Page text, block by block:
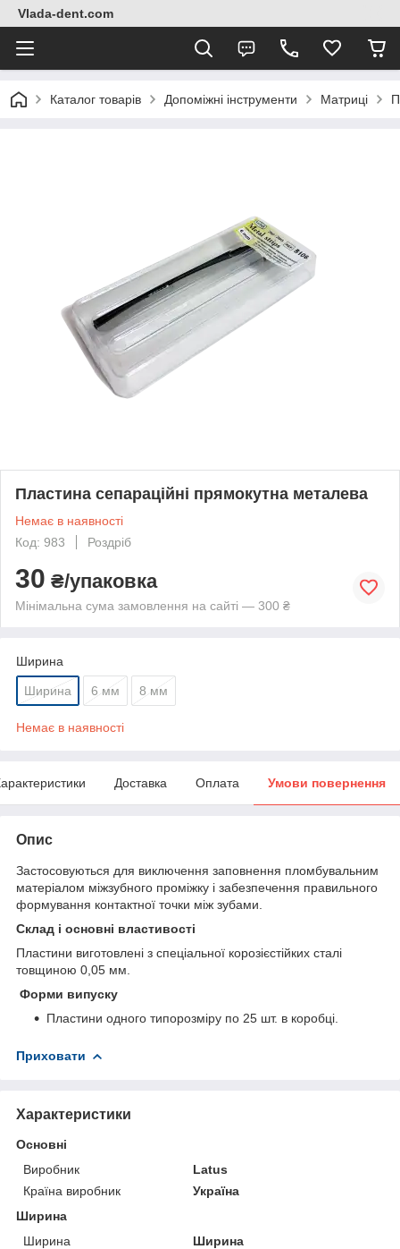
Vlada-dent.com
Каталог товарів Допоміжні інструменти Матриці
Пластина сепараційні прямокутна металева
Немає в наявності
Код: 983
Роздріб
30 ₴/упаковка
Мінімальна сума замовлення на сайті — 300 ₴
Ширина
Ширина 6 мм 8 мм
Немає в наявності
Доставка Оплата Умови повернення
Опис
Застосовуються для виключення заповнення пломбувальним
матеріалом міжзубного проміжку і забезпечення правильного
формування контактної точки між зубами.
Склад і основні властивості
Пластини виготовлені з спеціальної корозієстійких сталі
товщиною 0,05 мм.
Форми випуску
Пластини одного типорозміру по 25 шт. в коробці.
Приховати
Характеристики
Основні
Виробник
Latus
Країна виробник
Україна
Ширина
Ширина
Ширина